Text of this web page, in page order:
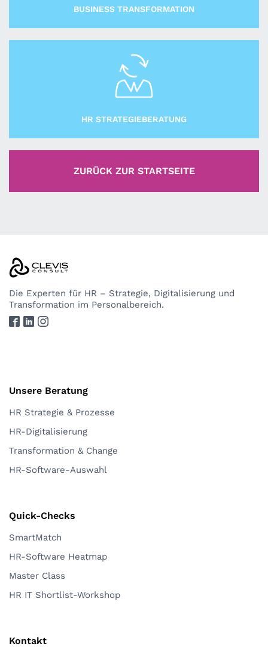
BUSINESS TRANSFORMATION
HR STRATEGIEBERATUNG
ZURÜCK ZUR STARTSEITE
Die Experten für HR – Strategie, Digitalisierung und
Transformation im Personalbereich.
Unsere Beratung
HR Strategie & Prozesse
HR-Digitalisierung
Transformation & Change
HR-Software-Auswahl
Quick-Checks
SmartMatch
HR-Software Heatmap
Master Class
HR IT Shortlist-Workshop
Kontakt